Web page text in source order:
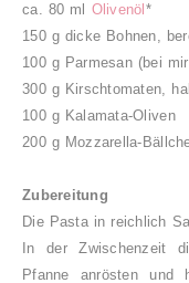
ca. 80 ml Olivenöl *
150 g dicke Bohnen,
100 g Parmesan (bei
300 g Kirschtomaten,
100 g Kalamata-Oliven
200 g Mozzarella-
Zubereitung
Die Pasta in reichlich
In der Zwischenzeit
Pfanne anrösten und